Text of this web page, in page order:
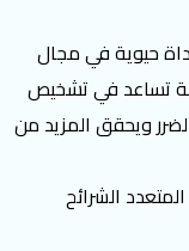
حيوية في مجال
تساعد في تشخيص
ويحقق المزيد من
الشرائح